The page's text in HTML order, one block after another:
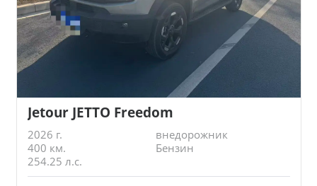
Jetour JETTO Freedom
2026 г.
внедорожник
400 км.
Бензин
254.25 л.с.